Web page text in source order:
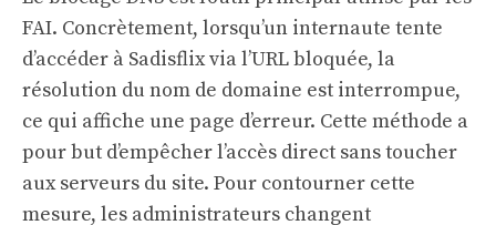
FAI. Concrètement, lorsqu’un internaute tente
d’accéder à Sadisflix via l’URL bloquée, la
résolution du nom de domaine est interrompue,
ce qui affiche une page d’erreur. Cette méthode a
pour but d’empêcher l’accès direct sans toucher
aux serveurs du site. Pour contourner cette
mesure, les administrateurs changent